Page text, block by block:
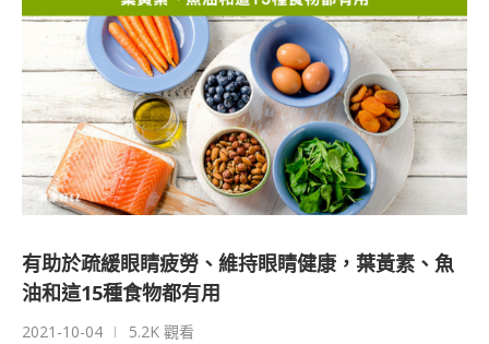
有助於疏緩眼睛疲勞、維持眼睛健康，葉黃素、魚
油和這15種食物都有用
2021-10-04 5.2K 觀看